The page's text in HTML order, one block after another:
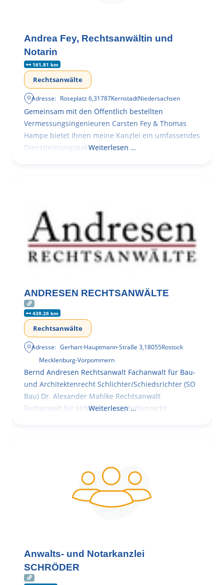
Andrea Fey, Rechtsanwältin und
Notarin
161.81 km
Rechtsanwälte
Adresse: Roseplatz 6,31787KernstadtNiedersachsen
Gemeinsam mit den Öffentlich bestellten
Vermessungsingenieuren Carsten Fey & Thomas
Hampe bietet Ihnen meine Kanzlei ein umfassendes
Dienstleistungspaket rund ums
Weiterlesen …
ANDRESEN RECHTSANWÄLTE
439.26 km
Rechtsanwälte
Adresse: Gerhart-Hauptmann-Straße 3,18055Rostock
Mecklenburg-Vorpommern
Bernd Andresen Rechtsanwalt Fachanwalt für Bau-
und Architektenrecht Schlichter/Schiedsrichter (SO
Bau) Dr. Alexander Mahlke Rechtsanwalt
Fachanwalt für Urheber- und Medienrecht
Weiterlesen …
Anwalts- und Notarkanzlei
SCHRÖDER